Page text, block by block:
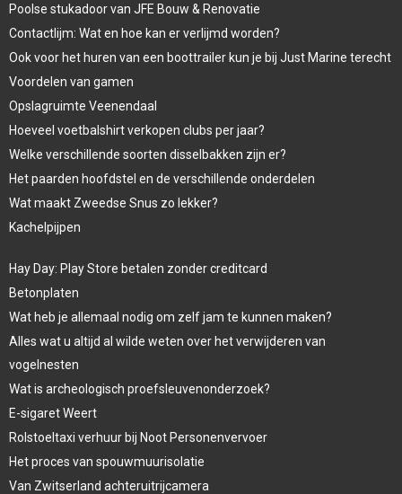
Poolse stukadoor van JFE Bouw & Renovatie
Contactlijm: Wat en hoe kan er verlijmd worden?
Ook voor het huren van een boottrailer kun je bij Just Marine terecht
Voordelen van gamen
Opslagruimte Veenendaal
Hoeveel voetbalshirt verkopen clubs per jaar?
Welke verschillende soorten disselbakken zijn er?
Het paarden hoofdstel en de verschillende onderdelen
Wat maakt Zweedse Snus zo lekker?
Kachelpijpen
Hay Day: Play Store betalen zonder creditcard
Betonplaten
Wat heb je allemaal nodig om zelf jam te kunnen maken?
Alles wat u altijd al wilde weten over het verwijderen van
vogelnesten
Wat is archeologisch proefsleuvenonderzoek?
E-sigaret Weert
Rolstoeltaxi verhuur bij Noot Personenvervoer
Het proces van spouwmuurisolatie
Van Zwitserland achteruitrijcamera